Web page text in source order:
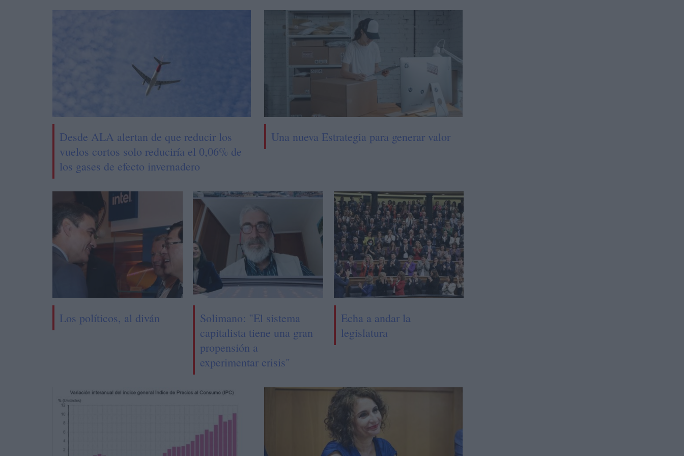
Desde ALA alertan de que reducir los
vuelos cortos solo reduciría el 0,06% de
los gases de efecto invernadero
Una nueva Estrategia para generar valor
Los políticos, al diván
Solimano: "El sistema
capitalista tiene una gran
propensión a
experimentar crisis"
Echa a andar la
legislatura